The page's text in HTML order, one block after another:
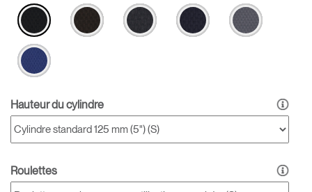
Hauteur du cylindre
Roulettes